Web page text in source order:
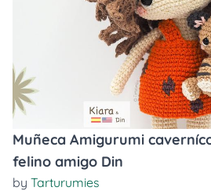
Muñeca Amigurumi
felino amigo Din
by Tarturumies